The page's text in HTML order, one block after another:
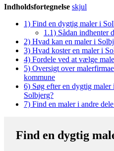
Indholdsfortegnelse skjul
1) Find en dygtig maler i
1.1) Sådan indhenter
2) Hvad kan en maler i
3) Hvad koster en maler i
4) Fordele ved at vælge
5) Oversigt over
kommune
6) Søg efter en dygtig
Solbjerg?
7) Find en maler i andre
Find en dygtig